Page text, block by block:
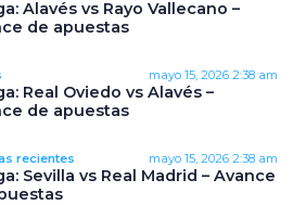
Alavés vs Rayo Vallecano –
de apuestas
mayo 15, 2026 2:38 am
Real Oviedo vs Alavés –
de apuestas
recientes mayo 15, 2026 2:38 am
Sevilla vs Real Madrid – Avance